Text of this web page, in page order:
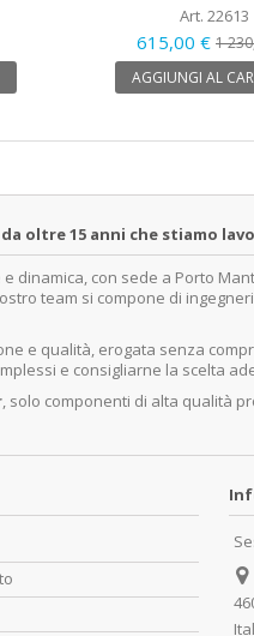
Art. 22613
615,00 € 1
AGGIUNGI AL
oltre 15 anni che stiamo
dinamica, con sede a Porto
team si compone di
e qualità, erogata senza
e consigliarne la scelta
, solo componenti di alta qualità